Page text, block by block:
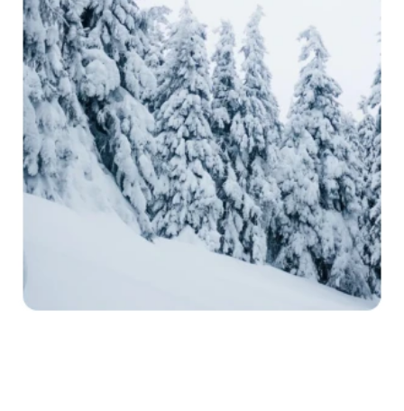
Générateur de tirs à la tête IA
Créateur de photos d’identité
Outils vidéo
Effets vidéo
Amplificateur vidéo